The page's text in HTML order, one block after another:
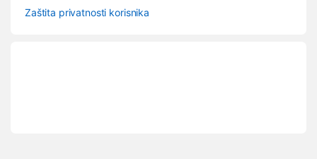
Zaštita privatnosti korisnika